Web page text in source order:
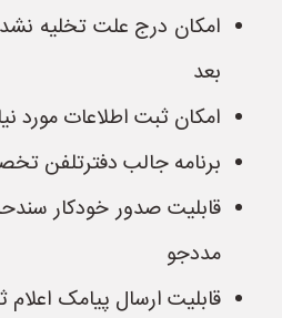
امکان درج علت تخلیه
بعد
امکان ثبت اطلاعات مورد
برنامه جالب دفترتلفن
قابلیت صدور خودکار
مددجو
قابلیت ارسال پیامک اعلام